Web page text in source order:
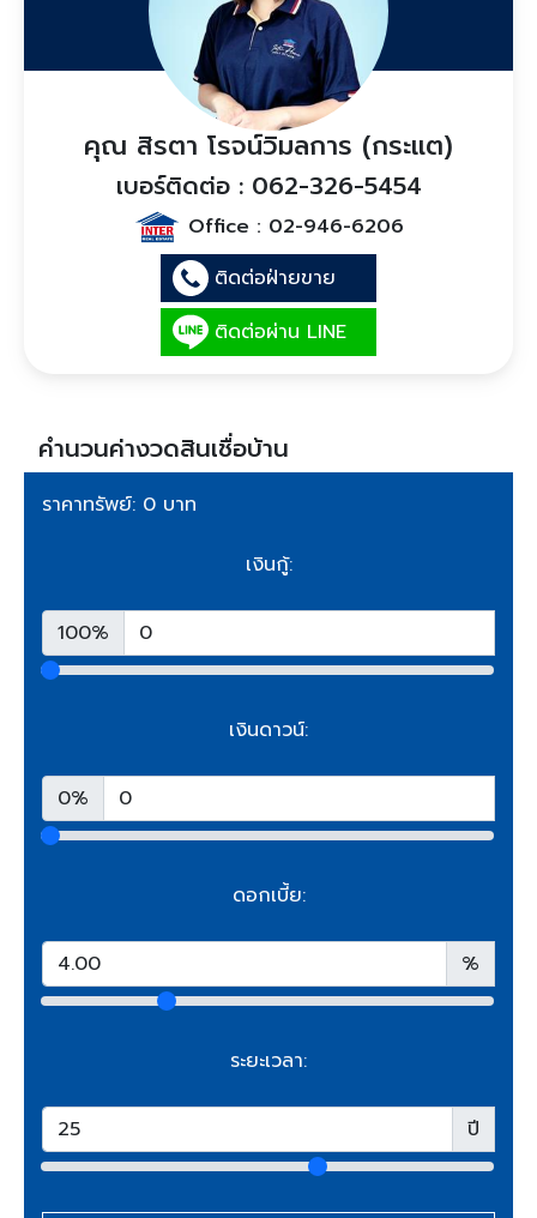
คุณ สิรตา โรจน์วิมลการ (กระแต)
เบอร์ติดต่อ : 062-326-5454
Office : 02-946-6206
ติดต่อฝ่ายขาย
ติดต่อผ่าน LINE
คำนวนค่างวดสินเชื่อบ้าน
ราคาทรัพย์: 0 บาท
เงินกู้:
100%
เงินดาวน์:
0%
ดอกเบี้ย:
%
ระยะเวลา:
ปี